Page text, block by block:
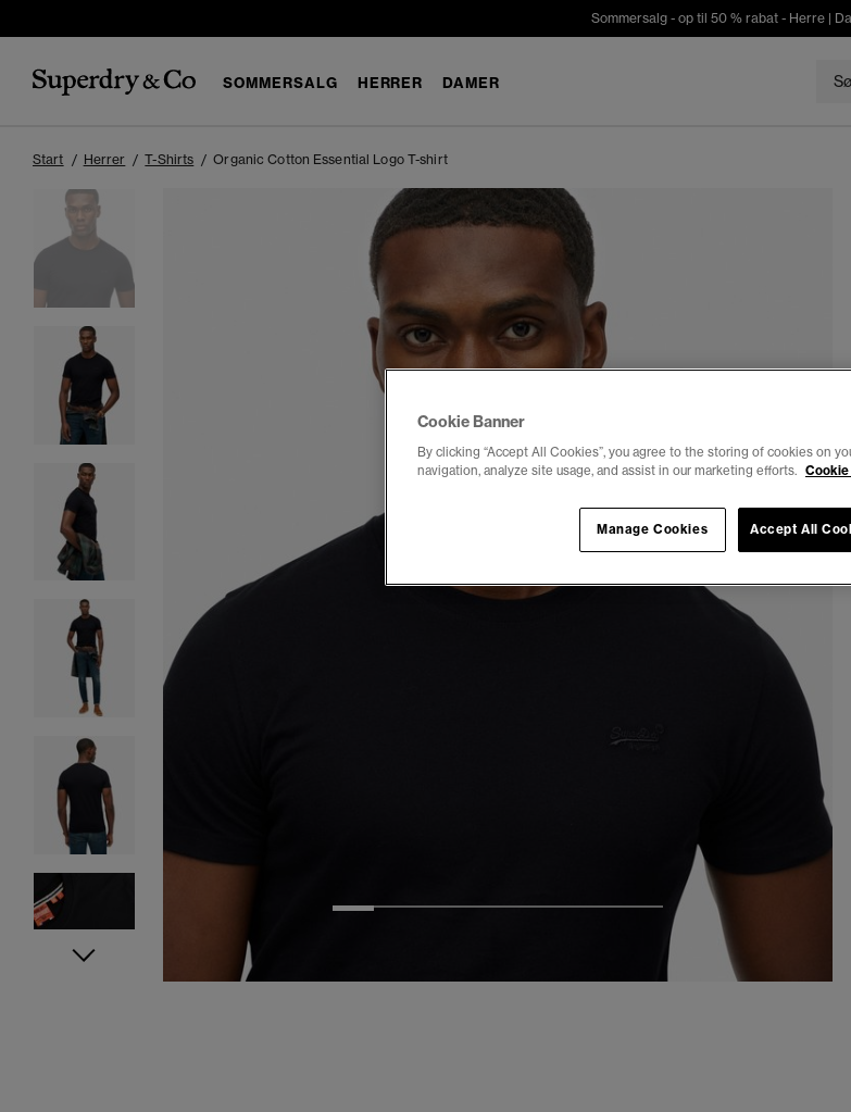
Sommersalg - op til 50 % rabat - Herre|
SOMMERSALG HERRER DAMER
Start Herrer T-Shirts Organic Cotton Essential Logo T-shirt
Cookie Banner
By clicking “Accept All Cookies”, you agree to the storing of cookies on
navigation, analyze site usage, and assist in our marketing efforts.
Accept All
Manage Cookies